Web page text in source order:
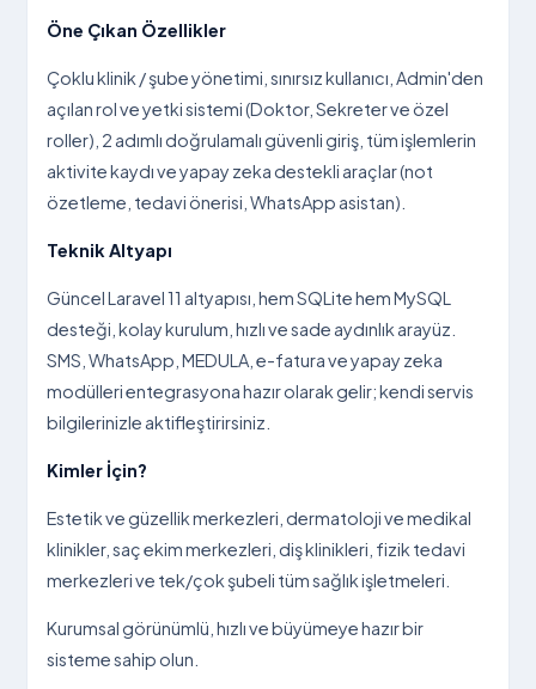
Öne Çıkan Özellikler
Çoklu klinik / şube yönetimi, sınırsız kullanıcı, Admin'den
açılan rol ve yetki sistemi (Doktor, Sekreter ve özel
roller), 2 adımlı doğrulamalı güvenli giriş, tüm işlemlerin
aktivite kaydı ve yapay zeka destekli araçlar (not
özetleme, tedavi önerisi, WhatsApp asistan).
Teknik Altyapı
Güncel Laravel 11 altyapısı, hem SQLite hem MySQL
desteği, kolay kurulum, hızlı ve sade aydınlık arayüz.
SMS, WhatsApp, MEDULA, e-fatura ve yapay zeka
modülleri entegrasyona hazır olarak gelir; kendi servis
bilgilerinizle aktifleştirirsiniz.
Kimler İçin?
Estetik ve güzellik merkezleri, dermatoloji ve medikal
klinikler, saç ekim merkezleri, diş klinikleri, fizik tedavi
merkezleri ve tek/çok şubeli tüm sağlık işletmeleri.
Kurumsal görünümlü, hızlı ve büyümeye hazır bir
sisteme sahip olun.